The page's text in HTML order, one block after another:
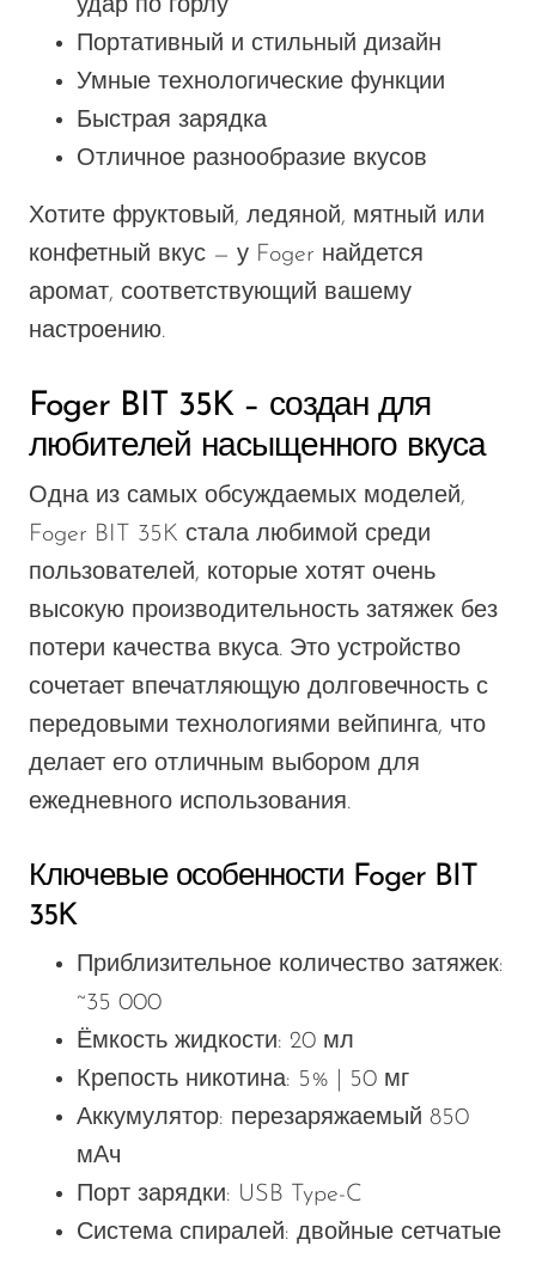
удар по горлу
Портативный и стильный дизайн
Умные технологические функции
Быстрая зарядка
Отличное разнообразие вкусов
Хотите фруктовый, ледяной, мятный или
конфетный вкус — у Foger найдется
аромат, соответствующий вашему
настроению.
Foger BIT 35K – создан для
любителей насыщенного вкуса
Одна из самых обсуждаемых моделей,
Foger BIT 35K стала любимой среди
пользователей, которые хотят очень
высокую производительность затяжек без
потери качества вкуса. Это устройство
сочетает впечатляющую долговечность с
передовыми технологиями вейпинга, что
делает его отличным выбором для
ежедневного использования.
Ключевые особенности Foger BIT
35K
Приблизительное количество затяжек:
~35 000
Ёмкость жидкости: 20 мл
Крепость никотина: 5% | 50 мг
Аккумулятор: перезаряжаемый 850
мАч
Порт зарядки: USB Type-C
Система спиралей: двойные сетчатые